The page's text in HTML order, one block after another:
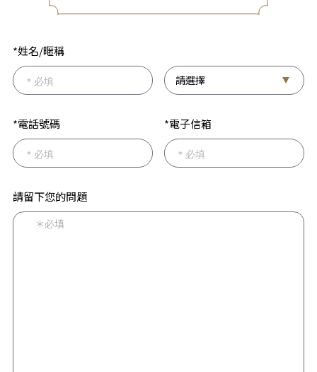
*姓名/暱稱
*電話號碼 *電子信箱
請留下您的問題